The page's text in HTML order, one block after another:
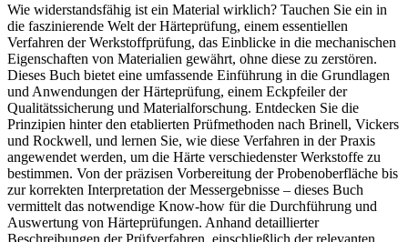
Wie widerstandsfähig ist ein Material wirklich? Tauchen Sie ein in
die faszinierende Welt der Härteprüfung, einem essentiellen
Verfahren der Werkstoffprüfung, das Einblicke in die mechanischen
Eigenschaften von Materialien gewährt, ohne diese zu zerstören.
Dieses Buch bietet eine umfassende Einführung in die Grundlagen
und Anwendungen der Härteprüfung, einem Eckpfeiler der
Qualitätssicherung und Materialforschung. Entdecken Sie die
Prinzipien hinter den etablierten Prüfmethoden nach Brinell, Vickers
und Rockwell, und lernen Sie, wie diese Verfahren in der Praxis
angewendet werden, um die Härte verschiedenster Werkstoffe zu
bestimmen. Von der präzisen Vorbereitung der Probenoberfläche bis
zur korrekten Interpretation der Messergebnisse – dieses Buch
vermittelt das notwendige Know-how für die Durchführung und
Auswertung von Härteprüfungen. Anhand detaillierter
Beschreibungen der Prüfverfahren, einschließlich der relevanten